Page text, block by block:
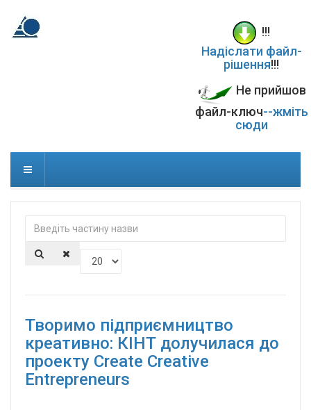
!!!
Надіслати файл-
рішення!!!
Не прийшов
файл-ключ--жміть
сюди
Введіть
частину
назви
Показувати
Творимо підприємництво
креативно: КІНТ долучилася до
проекту Сreate Creative
Entrepreneurs